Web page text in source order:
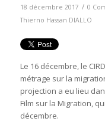
18 décembre 2017 / 0
Thierno Hassan DIALLO
Le 16 décembre, le
métrage sur la
projection a eu lieu
Film sur la Migration,
décembre.